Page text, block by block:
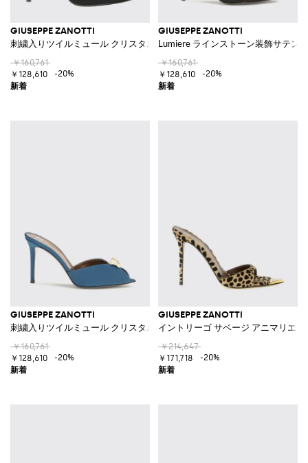
GIUSEPPE ZANOTTI
刺繍入りツイルミュール クリスタル付き
￥160,761
￥128,610
-20%
GIUSEPPE ZANOTTI
Lumiere ラインストーン装飾サテン
￥160,761
￥128,610
-20%
GIUSEPPE ZANOTTI
刺繍入りツイルミュール クリスタル付き
￥160,761
￥128,610
-20%
GIUSEPPE ZANOTTI
イントリーゴ サベージ アニマリエ
￥214,647
￥171,718
-20%